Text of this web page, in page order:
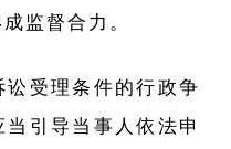
监督合力。
受理条件的行政争
引导当事人依法申